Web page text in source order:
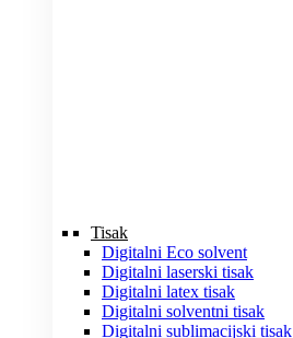
Tisak
Digitalni Eco solvent
Digitalni laserski tisak
Digitalni latex tisak
Digitalni solventni tisak
Digitalni sublimacijski tisak